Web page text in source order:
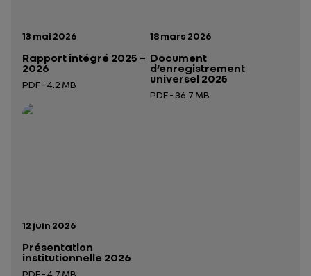
Date de publication:
13 mai 2026
Rapport intégré 2025 –
2026
PDF - 4.2 MB
Ouverture dans un nouvel onglet
Date de publication:
18 mars 2026
Document
d’enregistrement
universel 2025
PDF - 36.7 MB
Date de publication:
12 juin 2026
Présentation
institutionnelle 2026
PDF - 4.7 MB